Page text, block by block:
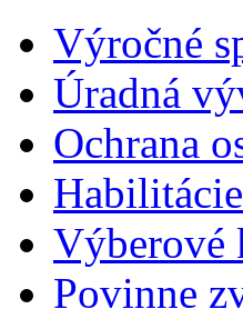
Výročné
Úradná
Ochrana
Výberové
Povinne